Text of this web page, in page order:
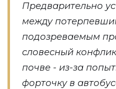
Предварительно
между
подозреваемым
словесный
почве - из-за
форточку в